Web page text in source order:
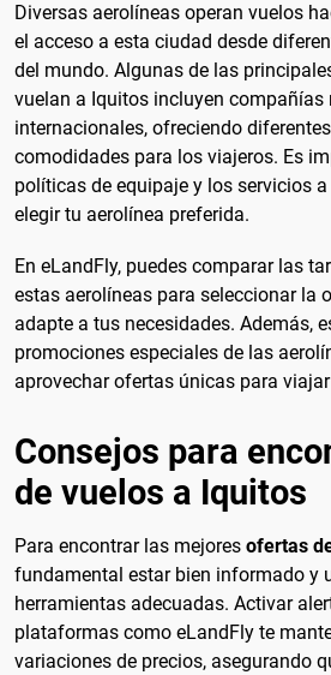
Diversas aerolíneas operan vuelos
el acceso a esta ciudad desde
del mundo. Algunas de las
vuelan a Iquitos incluyen compañías
internacionales, ofreciendo
comodidades para los viajeros. Es
políticas de equipaje y los servicios
elegir tu aerolínea preferida.
En eLandFly, puedes comparar las
estas aerolíneas para seleccionar la
adapte a tus necesidades. Además,
promociones especiales de las
aprovechar ofertas únicas para
Consejos para
de vuelos a Iquitos
Para encontrar las mejores ofertas
fundamental estar bien informado y
herramientas adecuadas. Activar
plataformas como eLandFly te
variaciones de precios, asegurando